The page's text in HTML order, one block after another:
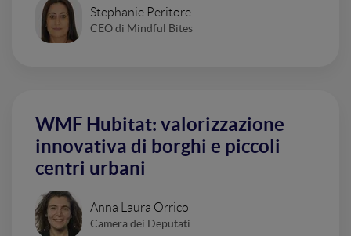
Stephanie Peritore
CEO di Mindful Bites
WMF Hubitat: valorizzazione
innovativa di borghi e piccoli
centri urbani
Anna Laura Orrico
Camera dei Deputati